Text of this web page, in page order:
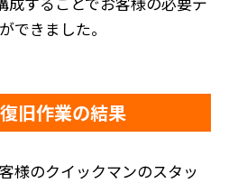
できました。
旧作業の結果
様のクイックマンのスタッ